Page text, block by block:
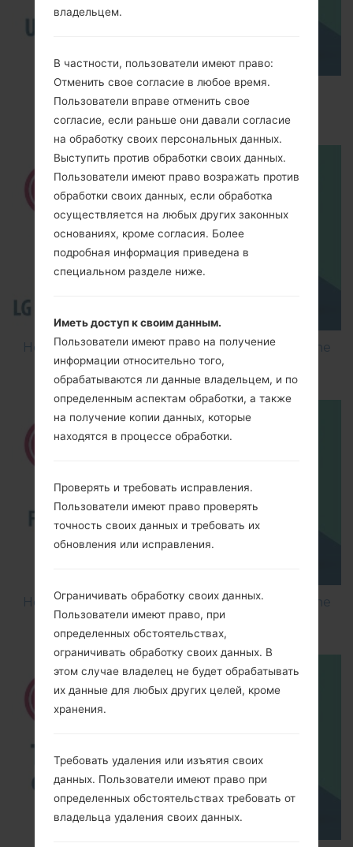
How to Enable Developer Options & USB
Debugging on LG ?
How to Flash Stock Firmware on LG Smartphone
using LG Flash Tool 2014?
How to Flash Stock Firmware on LG Smartphone
using LG UP?
владельцем.
В частности, пользователи имеют право:
Отменить свое согласие в любое время.
Пользователи вправе отменить свое
согласие, если раньше они давали согласие
на обработку своих персональных данных.
Выступить против обработки своих данных.
Пользователи имеют право возражать против
обработки своих данных, если обработка
осуществляется на любых других законных
основаниях, кроме согласия. Более
подробная информация приведена в
специальном разделе ниже.
Иметь доступ к своим данным.
Пользователи имеют право на получение
информации относительно того,
обрабатываются ли данные владельцем, и по
определенным аспектам обработки, а также
на получение копии данных, которые
находятся в процессе обработки.
Проверять и требовать исправления.
Пользователи имеют право проверять
точность своих данных и требовать их
обновления или исправления.
Ограничивать обработку своих данных.
Пользователи имеют право, при
определенных обстоятельствах,
ограничивать обработку своих данных. В
этом случае владелец не будет обрабатывать
их данные для любых других целей, кроме
хранения.
Требовать удаления или изъятия своих
данных. Пользователи имеют право при
определенных обстоятельствах требовать от
владельца удаления своих данных.